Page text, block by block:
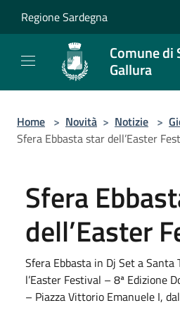
Regione Sardegna
Comune di
Gallura
Home > Novità > Notizie >
Sfera Ebbasta star dell’Easter
Sfera
dell’Easter
Sfera Ebbasta in Dj Set a Santa
l’Easter Festival – 8ª Edizione
– Piazza Vittorio Emanuele I,